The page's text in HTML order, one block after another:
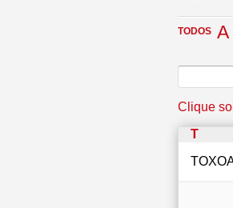
TODOS A
Clique
T